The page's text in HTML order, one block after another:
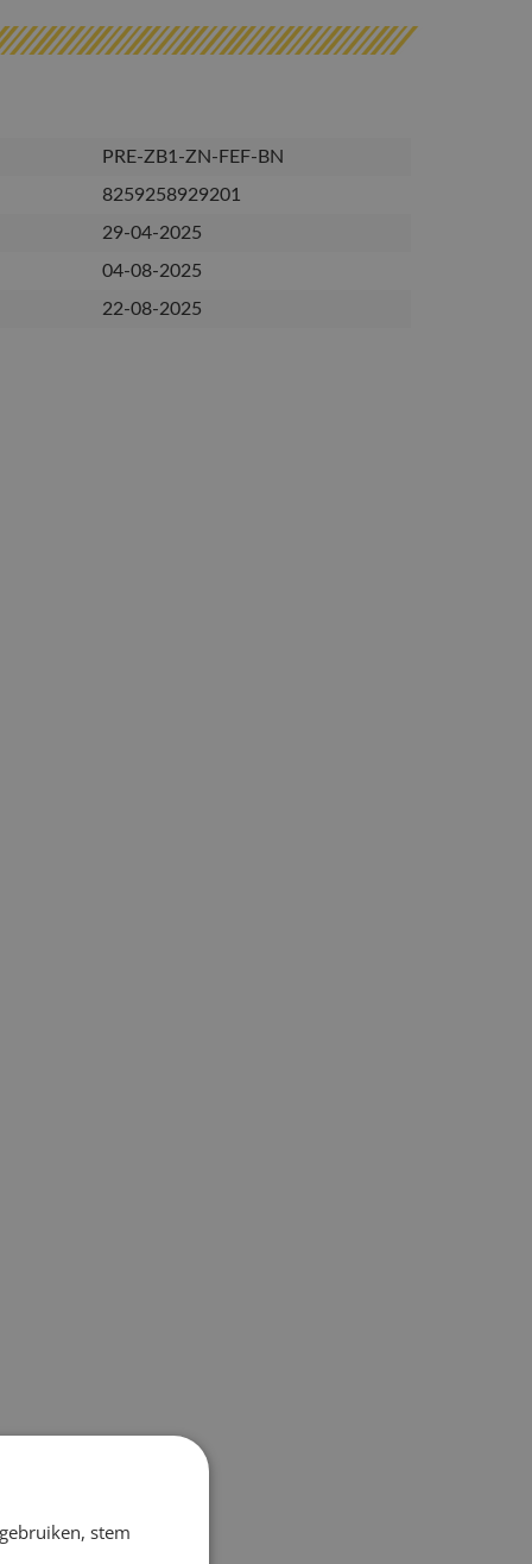
PRE-ZB1-ZN-FEF-BN
8259258929201
29-04-2025
04-08-2025
22-08-2025
stem